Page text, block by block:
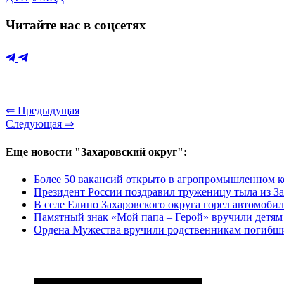
Читайте нас в соцсетях
⇐ Предыдущая
Следующая ⇒
Еще новости "Захаровский округ":
Более 50 вакансий открыто в агропромышленном
Президент России поздравил труженицу тыла из
В селе Елино Захаровского округа горел
Памятный знак «Мой папа – Герой» вручили
Ордена Мужества вручили родственникам